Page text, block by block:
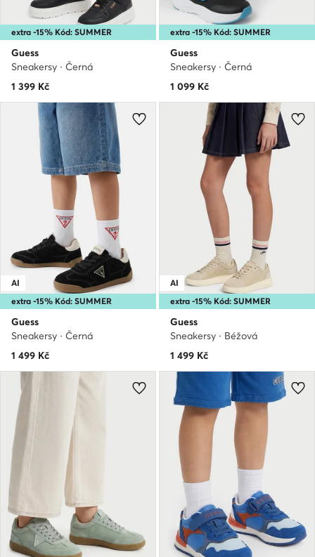
extra -15% Kód: SUMMER
Guess
Sneakersy · Černá
1 399 Kč
extra -15% Kód: SUMMER
Guess
Sneakersy · Černá
1 099 Kč
extra -15% Kód: SUMMER
AI
Guess
Sneakersy · Černá
1 499 Kč
extra -15% Kód: SUMMER
AI
Guess
Sneakersy · Béžová
1 499 Kč